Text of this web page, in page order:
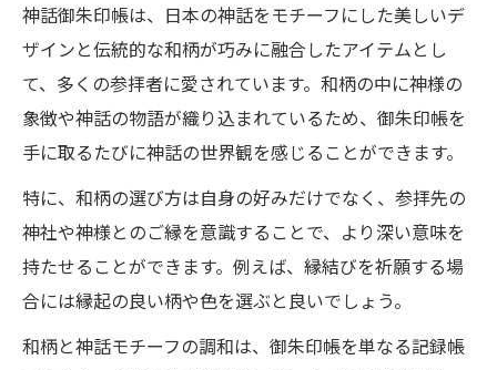
神話御朱印帳は、日本の神話をモチーフにした美しいデ
ザインと伝統的な和柄が巧みに融合したアイテムとし
て、多くの参拝者に愛されています。和柄の中に神様の
象徴や神話の物語が織り込まれているため、御朱印帳を
手に取るたびに神話の世界観を感じることができます。
特に、和柄の選び方は自身の好みだけでなく、参拝先の
神社や神様とのご縁を意識することで、より深い意味を
持たせることができます。例えば、縁結びを祈願する場
合には縁起の良い柄や色を選ぶと良いでしょう。
和柄と神話モチーフの調和は、御朱印帳を単なる記録帳